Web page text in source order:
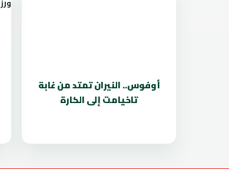
أوفوس.. النيران تمتد من غابة
تاخيامت إلى الكارة